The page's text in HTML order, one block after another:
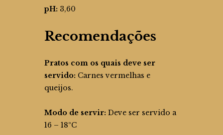
pH: 3,60
Recomendações
Pratos com os quais deve ser
servido: Carnes vermelhas e
queijos.
Modo de servir: Deve ser servido a
16 – 18ºC